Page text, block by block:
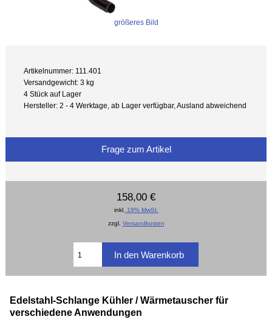
größeres Bild
Artikelnummer: 111.401
Versandgewicht: 3 kg
4 Stück auf Lager
Hersteller: 2 - 4 Werktage, ab Lager verfügbar, Ausland abweichend
Frage zum Artikel
158,00 €
inkl. 19% MwSt.
zzgl. Versandkosten
Edelstahl-Schlange Kühler / Wärmetauscher für
verschiedene Anwendungen